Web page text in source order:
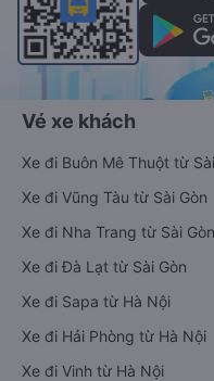
Vé xe khách
Xe đi Buôn Mê Thuột từ
Xe đi Vũng Tàu từ Sài Gòn
Xe đi Nha Trang từ Sài Gòn
Xe đi Đà Lạt từ Sài Gòn
Xe đi Sapa từ Hà Nội
Xe đi Hải Phòng từ Hà Nội
Xe đi Vinh từ Hà Nội